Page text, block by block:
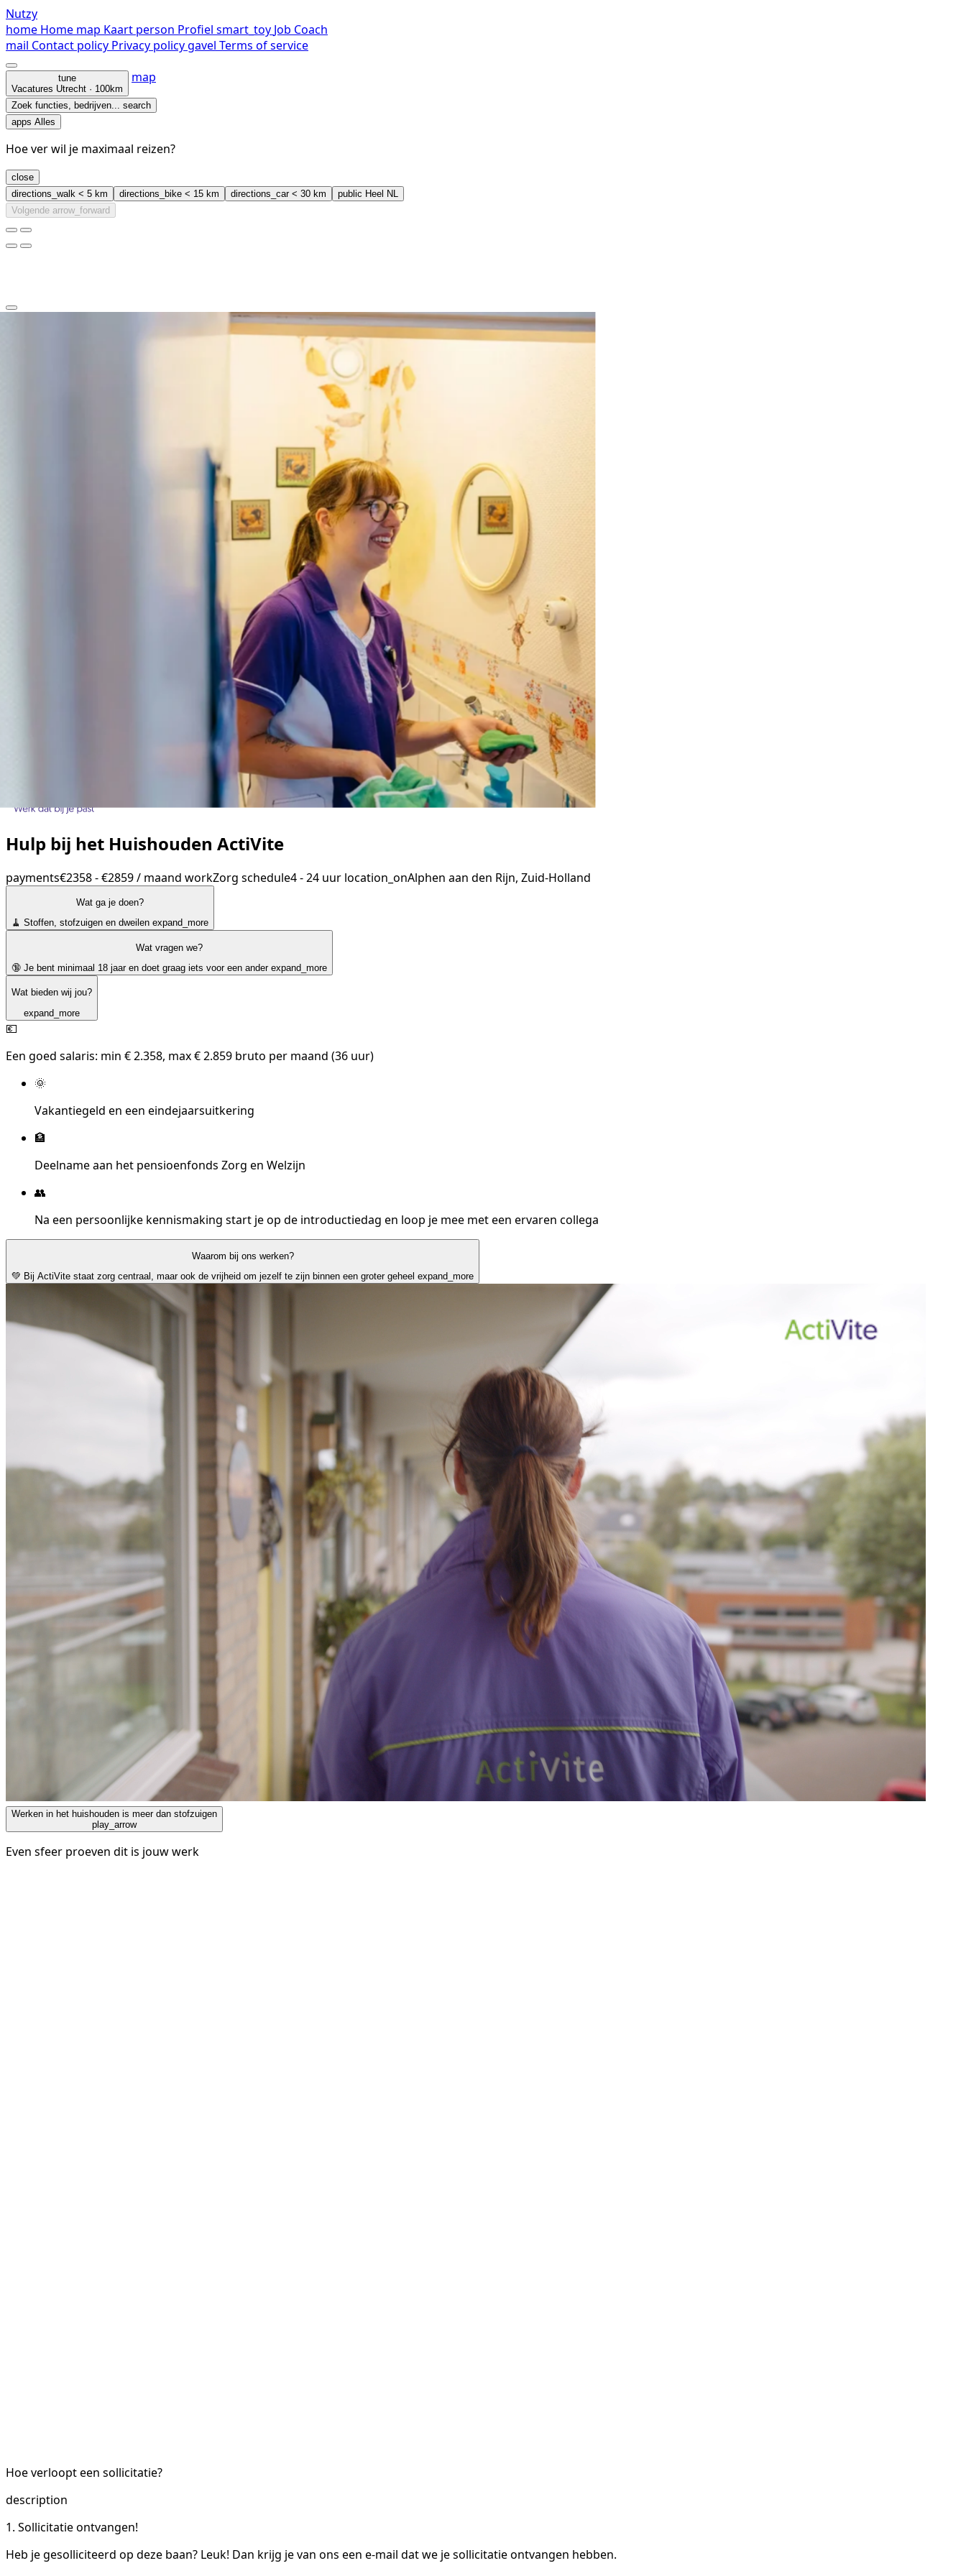
Nutzy
home Home map Kaart person Profiel smart_toy Job Coach
mail Contact policy Privacy policygavel Terms of service
tune
Vacatures Utrecht · 100km
map
Zoek functies, bedrijven... search
apps Alles
Hoe ver wil je maximaal reizen?
close
directions_walk < 5 km directions_bike < 15 km directions_car< 30 km public Heel NL
Volgende arrow_forward
Hulp bij het Huishouden ActiVite
payments€2358 - €2859 / maand workZorg schedule4 - 24 uur location_onAlphen aan den Rijn, Zuid-Holland
Wat ga je doen?
🧹 Stoffen, stofzuigen en dweilen expand_more
Wat vragen we?
🔞 Je bent minimaal 18 jaar en doet graag iets voor een ander expand_more
Wat bieden wij jou?
expand_more
💶
Een goed salaris: min € 2.358, max € 2.859 bruto per maand (36 uur)
🌞
Vakantiegeld en een eindejaarsuitkering
🏦
Deelname aan het pensioenfonds Zorg en Welzijn
👥
Na een persoonlijke kennismaking start je op de introductiedag en loop je mee met een ervaren collega
Waarom bij ons werken?
💚 Bij ActiVite staat zorg centraal, maar ook de vrijheid om jezelf te zijn binnen een groter geheel expand_more
Werken in het huishouden is meer dan stofzuigen
play_arrow
Even sfeer proeven dit is jouw werk
Hoe verloopt een sollicitatie?
description
1. Sollicitatie ontvangen!
Heb je gesolliciteerd op deze baan? Leuk! Dan krijg je van ons een e-mail dat we je sollicitatie ontvangen hebben.